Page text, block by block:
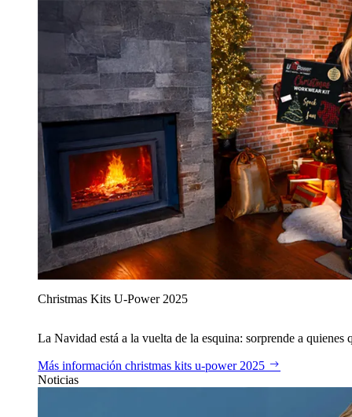
Christmas Kits U‑Power 2025
La Navidad está a la vuelta de la esquina: sorprende a
Más información christmas kits u‑power 2025
Noticias